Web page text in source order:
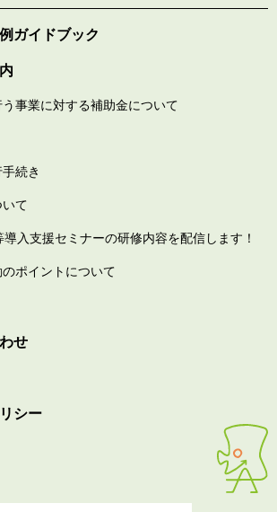
ガイドブック
事業に対する補助金について
続き
いて
入支援セミナーの研修内容を配信します！
ポイントについて
せ
シー